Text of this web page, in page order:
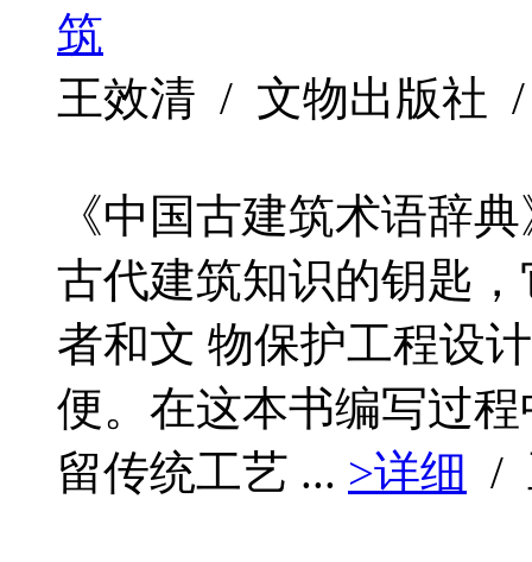
筑
王效清 / 文物出版社 /
《中国古建筑术语辞
古代建筑知识的钥匙
者和文 物保护工程设
便。在这本书编写过
留传统工艺 ... >详细 /